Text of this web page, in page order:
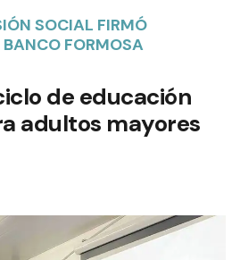
SOCIAL FIRMÓ
FORMOSA
de educación
adultos mayores